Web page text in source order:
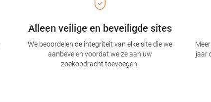
Alleen veilige en beveiligde sites
We beoordelen de integriteit van elke site die we
aanbevelen voordat we ze aan uw
zoekopdracht toevoegen.
jaar